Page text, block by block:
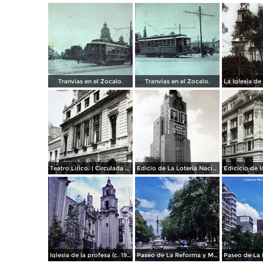
Tranvias en el Zocalo. Tranvias en el Zocalo.
Teatro Lirico. ( Circulada el 1 de Agosto de 1926 ). Edicio de La Loteria Nacional Ciudad de México Abril de 1964
Iglesia de la profesa (c. 1950) Paseo de La Reforma y Mto a La Independencia 1950 Paseo de La